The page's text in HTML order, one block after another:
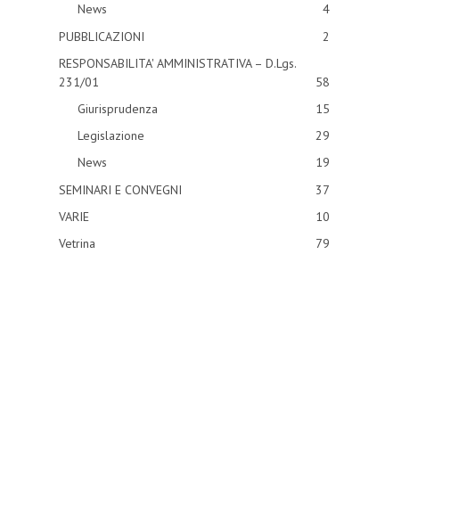
News
4
PUBBLICAZIONI
2
RESPONSABILITA' AMMINISTRATIVA – D.Lgs.
231/01
58
Giurisprudenza
15
Legislazione
29
News
19
SEMINARI E CONVEGNI
37
VARIE
10
Vetrina
79